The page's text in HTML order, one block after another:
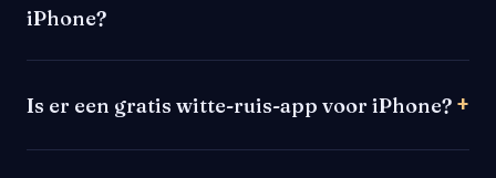
iPhone?
Is er een gratis witte-ruis-app voor iPhone?